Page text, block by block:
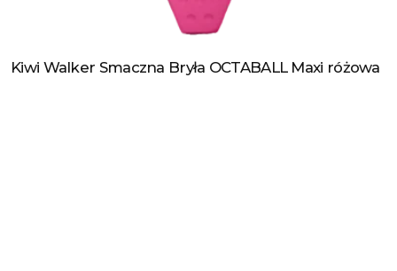
Zobacz produkt
Kiwi Walker Smaczna Bryła OCTABALL Maxi różowa